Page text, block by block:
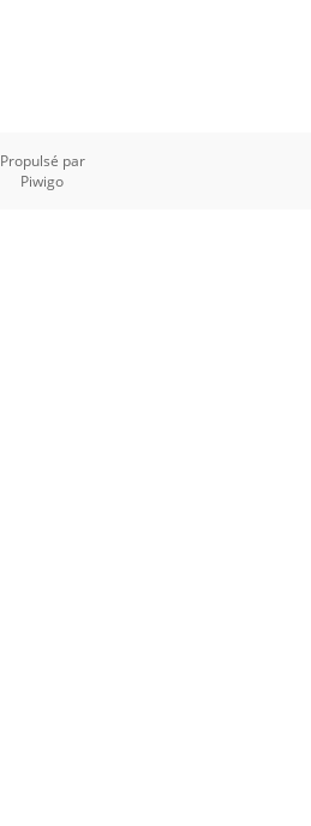
Propulsé par
Piwigo